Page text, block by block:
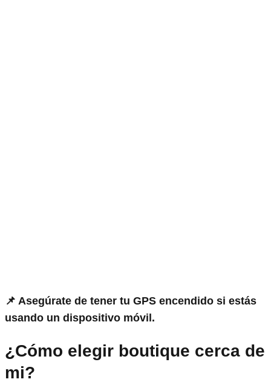
📌 Asegúrate de tener tu GPS encendido si estás
usando un dispositivo móvil.
¿Cómo elegir boutique cerca de
mi?